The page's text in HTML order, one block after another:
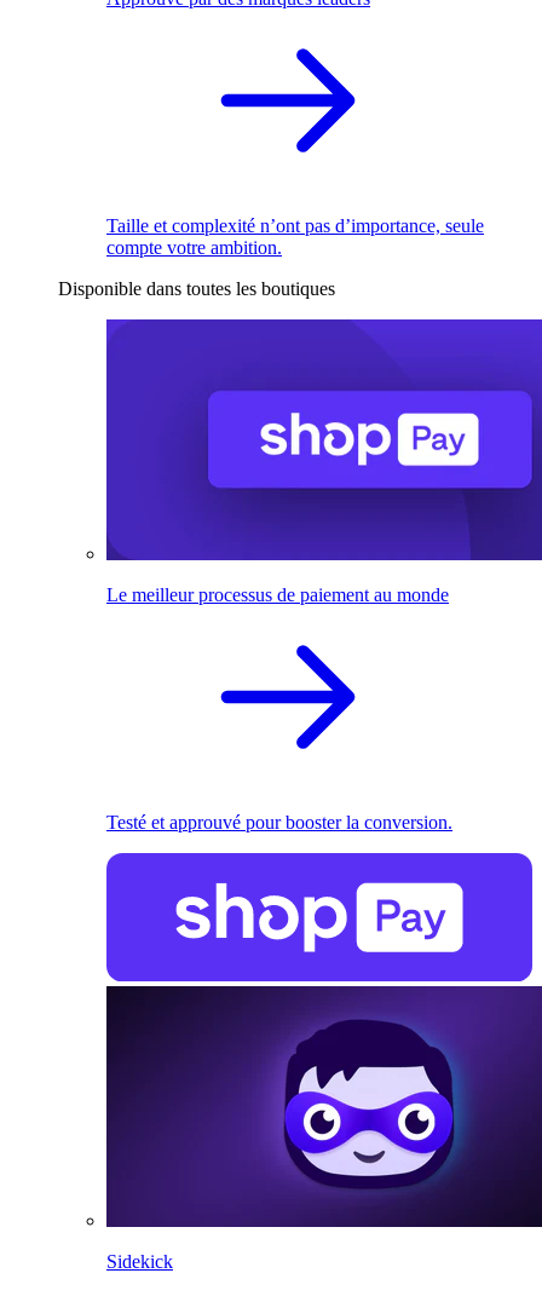
Taille et complexité n’ont pas d’importance, seule
compte votre ambition.
Disponible dans toutes les boutiques
Le meilleur processus de paiement au monde
Testé et approuvé pour booster la conversion.
Sidekick